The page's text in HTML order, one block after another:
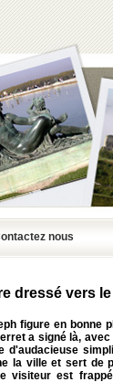
nous
dressé vers le
figure en bonne
a signé là,
d'audacieuse
la ville et sert de
visiteur est